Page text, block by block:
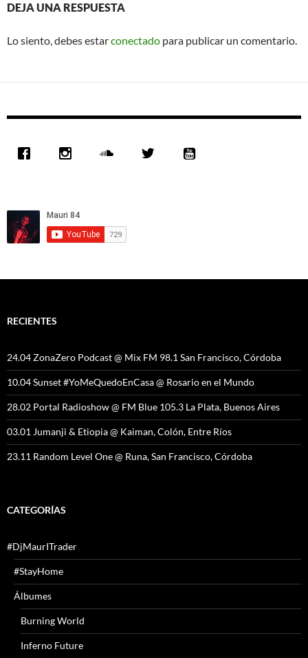
DEJA UNA RESPUESTA
Lo siento, debes estarconectado para publicar un comentario.
RECIENTES
24.04 ZonaZero Podcast @ Mix FM 98.1 San Francisco, Córdoba
10.04 Sunset #YoMeQuedoEnCasa @ Rosario en el Mundo
28.02 Portal Radioshow @ FM Blue 105.3 La Plata, Buenos Aires
03.01 Jumanji & Etiopia @ Kaiman, Colón, Entre Ríos
23.11 Random Level One @ Runa, San Francisco, Córdoba
CATEGORÍAS
#DjMaurITrader
#StayHome
Álbumes
Burning World
Inferno Future